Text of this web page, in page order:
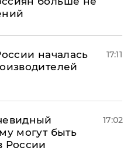
началась
17:11
могут быть
России
17:02